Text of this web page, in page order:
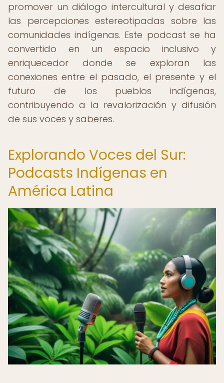
promover un diálogo intercultural y desafiar
las percepciones estereotipadas sobre las
comunidades indígenas. Este podcast se ha
convertido en un espacio inclusivo y
enriquecedor donde se exploran las
conexiones entre el pasado, el presente y el
futuro de los pueblos indígenas,
contribuyendo a la revalorización y difusión
de sus voces y saberes.
Explorando Voces del Sur:
Podcasts Indígenas en
América Latina